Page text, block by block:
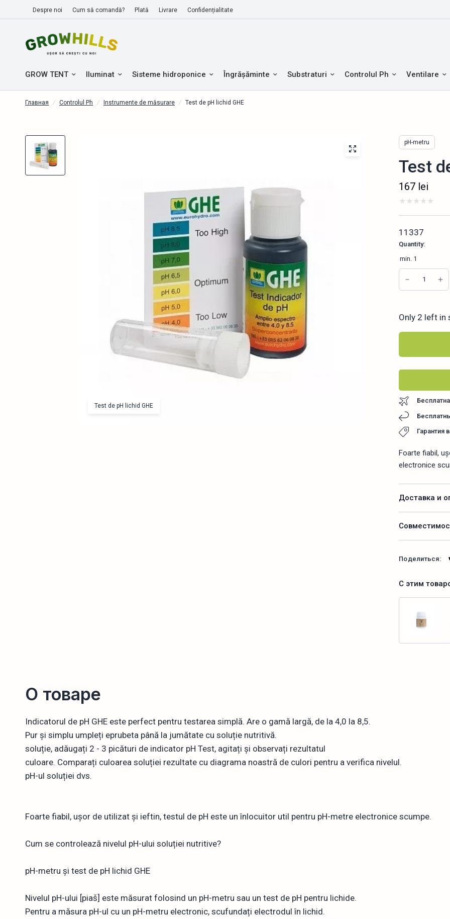
Despre noi Cum să comandă? Plată Livrare Confidențialitate
GROW TENT Iluminat Sisteme hidroponice Îngrășăminte Substraturi Controlul Ph Ventilare
Главная / Controlul Ph / Instrumente de măsurare / Test de pH lichid GHE
Test de pH lichid GHE
pH-metru
Test
167 lei
11337
Quantity:
min. 1
Only 2 left in
Гарантия
Foarte fiabil,
electronice
Доставка и
Поделиться:
С этим
О товаре
Indicatorul de pH GHE este perfect pentru testarea simplă. Are o gamă largă, de la 4,0 la 8,5.
Pur și simplu umpleți eprubeta până la jumătate cu soluție nutritivă.
soluție, adăugați 2 - 3 picături de indicator pH Test, agitați și observați rezultatul
culoare. Comparați culoarea soluției rezultate cu diagrama noastră de culori pentru a verifica nivelul.
pH-ul soluției dvs.
Foarte fiabil, ușor de utilizat și ieftin, testul de pH este un înlocuitor util pentru pH-metre electronice scumpe.
Cum se controlează nivelul pH-ului soluției nutritive?
pH-metru și test de pH lichid GHE
Nivelul pH-ului [piaš] este măsurat folosind un pH-metru sau un test de pH pentru lichide.
Pentru a măsura pH-ul cu un pH-metru electronic, scufundați electrodul în lichid.